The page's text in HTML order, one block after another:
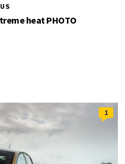
heat PHOTO
1